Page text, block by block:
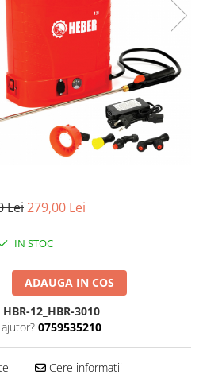
Lei279,00 Lei
IN STOC
ADAUGA IN COS
HBR-12_HBR-3010
0759535210
Cere informatii